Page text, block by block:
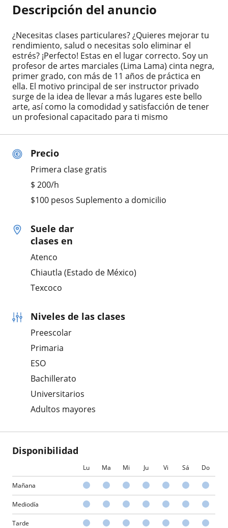
Precio
Primera clase gratis
$ 200/h
$100 pesos Suplemento a domicilio
Suele dar
clases en
Atenco
Chiautla (Estado de México)
Texcoco
Niveles de las clases
Preescolar
Primaria
ESO
Bachillerato
Universitarios
Adultos mayores
Disponibilidad
Lu Ma Mi Ju Vi Sá Do
Mañana
Mediodía
Tarde
Descripción del anuncio
¿Necesitas clases particulares? ¿Quieres mejorar tu
rendimiento, salud o necesitas solo eliminar el
estrés? ¡Perfecto! Estas en el lugar correcto. Soy un
profesor de artes marciales (Lima Lama) cinta negra,
primer grado, con más de 11 años de práctica en
ella. El motivo principal de ser instructor privado
surge de la idea de llevar a más lugares este bello
arte, así como la comodidad y satisfacción de tener
un profesional capacitado para ti mismo